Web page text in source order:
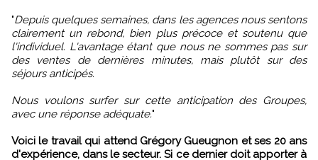
"Depuis quelques semaines, dans les agences nous sentons
clairement un rebond, bien plus précoce et soutenu que
l'individuel. L'avantage étant que nous ne sommes pas sur
des ventes de dernières minutes, mais plutôt sur des
séjours anticipés.
Nous voulons surfer sur cette anticipation des Groupes,
avec une réponse adéquate."
Voici le travail qui attend Grégory Gueugnon et ses 20 ans
d'expérience, dans le secteur. Si ce dernier doit apporter à